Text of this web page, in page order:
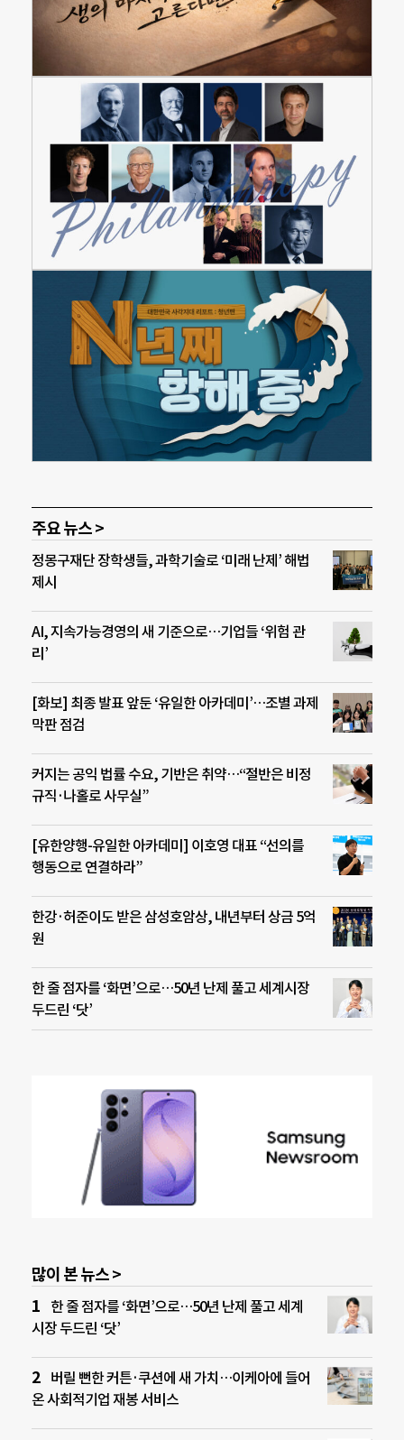
주요 뉴스 >
정몽구재단 장학생들, 과학기술로 ‘미래 난제’ 해법
제시
AI, 지속가능경영의 새 기준으로…기업들 ‘위험 관
리’
[화보] 최종 발표 앞둔 ‘유일한 아카데미’…조별 과제
막판 점검
커지는 공익 법률 수요, 기반은 취약…“절반은 비정
규직·나홀로 사무실”
[유한양행-유일한 아카데미] 이호영 대표 “선의를
행동으로 연결하라”
한강·허준이도 받은 삼성호암상, 내년부터 상금 5억
원
한 줄 점자를 ‘화면’으로…50년 난제 풀고 세계시장
두드린 ‘닷’
많이 본 뉴스 >
한 줄 점자를 ‘화면’으로…50년 난제 풀고 세계
시장 두드린 ‘닷’
버릴 뻔한 커튼·쿠션에 새 가치…이케아에 들어
온 사회적기업 재봉 서비스